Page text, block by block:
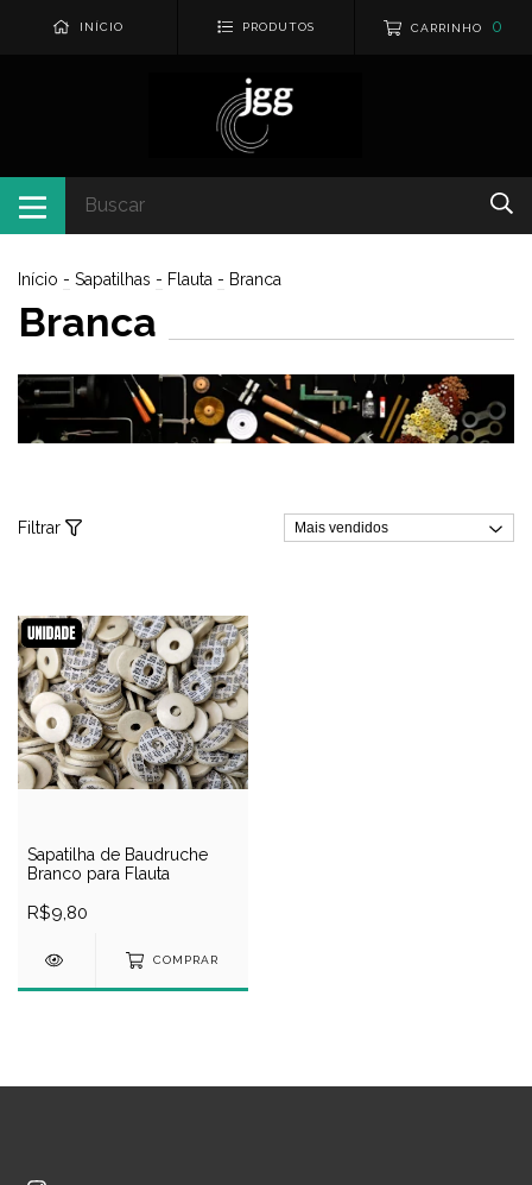
INÍCIO PRODUTOS CARRINHO 0
Início - Sapatilhas - Flauta - Branca
Branca
Filtrar
Sapatilha de Baudruche
Branco para Flauta
R$9,80
COMPRAR